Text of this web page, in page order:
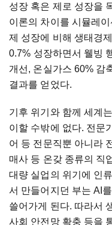
성장 혹은 제로 성장을
이론의 차이를 시뮬레
제 성장에 비해 생태경
0.7% 성장하면서 웰빙
개선, 온실가스 60% 감
결과를 얻었다.
기후 위기와 함께 세계
이할 수밖에 없다. 전문
어 등 전문직뿐 아니라
매사 등 온갖 종류의 직
대량 실업의 위기에 인
서 만들어지던 부는 AI
쓸어가게 된다. 따라서
사회 안전망 확충 등을